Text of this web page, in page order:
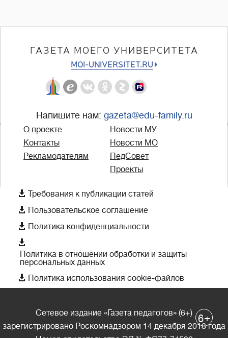
ГАЗЕТА МОЕГО УНИВЕРСИТЕТА
MOI-UNIVERSITET.RU
Напишите нам: gazeta@edu-family.ru
О проекте
Контакты
Рекламодателям
Новости МУ
Новости МО
ПедСовет
Проекты
 Требования к публикации статей
 Пользовательское соглашение
 Политика конфиденциальности

Политика в отношении обработки и защиты
персональных данных
 Политика использования cookie-файлов
Сетевое издание «Газета педагогов» (6+)
зарегистрировано Роскомнадзором 14 декабря 2018 года
6+